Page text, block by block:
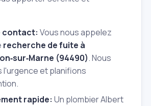
contact: Vous nous appelez
recherche de fuite à
(94490). Nous
l'urgence et planifions
rapide: Un plombier Albert